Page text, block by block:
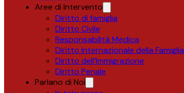
Aree di Intervento
Diritto di famiglia
Diritto Civile
Responsabilità Medica
Diritto Internazionale della Famiglia
Diritto dell’Immigrazione
Diritto Penale
Parlano di Noi